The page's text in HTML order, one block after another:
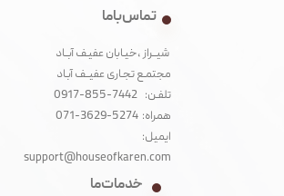
تماس با ما
شیــراز ،خیـابان عفیـف آبــاد
مجتمـع تجـاری عفیــف آبـاد‌
تلفـن: 7442-855-0917
همراه: 5274-3629-071
ایمیل:
support@houseofkaren.com
خدمات ما